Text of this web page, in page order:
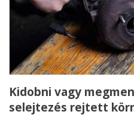
Kidobni vagy
selejtezés rejtett